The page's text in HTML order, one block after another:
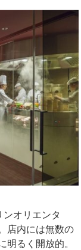
オリエンタ
店内には無数の
るく開放的。